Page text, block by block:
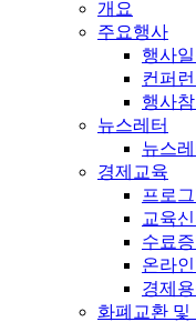
개요
주요행사
행사
컨퍼
행사
뉴스레터
뉴스
경제교육
프로
교육
수료
온라
경제
화폐교환 및